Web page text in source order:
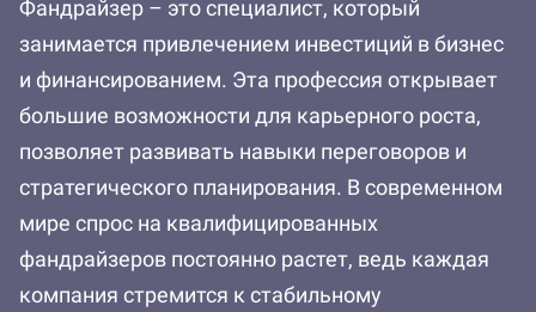
Фандрайзер – это специалист, который
занимается привлечением инвестиций в бизнес
и финансированием. Эта профессия открывает
большие возможности для карьерного роста,
позволяет развивать навыки переговоров и
стратегического планирования. В современном
мире спрос на квалифицированных
фандрайзеров постоянно растет, ведь каждая
компания стремится к стабильному